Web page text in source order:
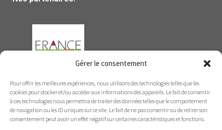
Gérer le consentement
Pour offrir les meilleures expériences, nous utilisons des technologies telles que les
cookies pour stocker et/ou accéder aux informations des appareils. Le fait de consentir
à ces technologies nous permettra de traiter des données telles que le comportement
de navigation ou les ID uniques sur ce site. Le fait de ne pas consentir ou de retirer son
consentement peut avoir un effet négatif sur certaines caractéristiques et fonctions.